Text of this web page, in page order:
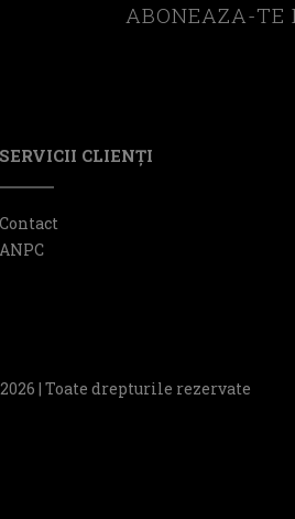
ABONEAZA-TE
SERVICII CLIENŢI
Contact
ANPC
| Toate drepturile rezervate